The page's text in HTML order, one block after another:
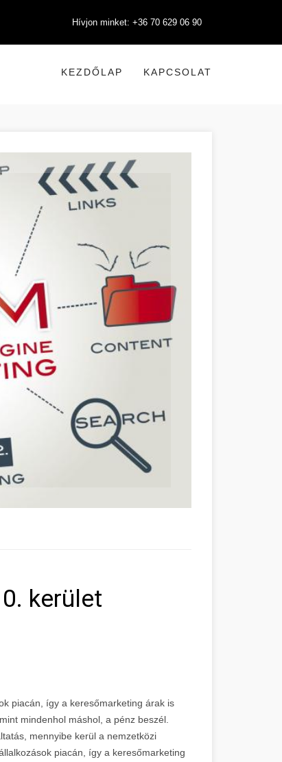
Hívjon minket: +36 70 629 06 90
KEZDŐLAP KAPCSOLAT
kerület
piacán, így a keresőmarketing árak is
mindenhol máshol, a pénz beszél.
mennyibe kerül a nemzetközi
piacán, így a keresőmarketing